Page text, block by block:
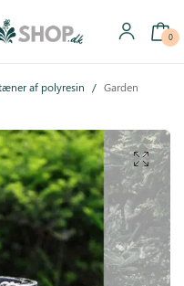
0
af polyresin / Garden